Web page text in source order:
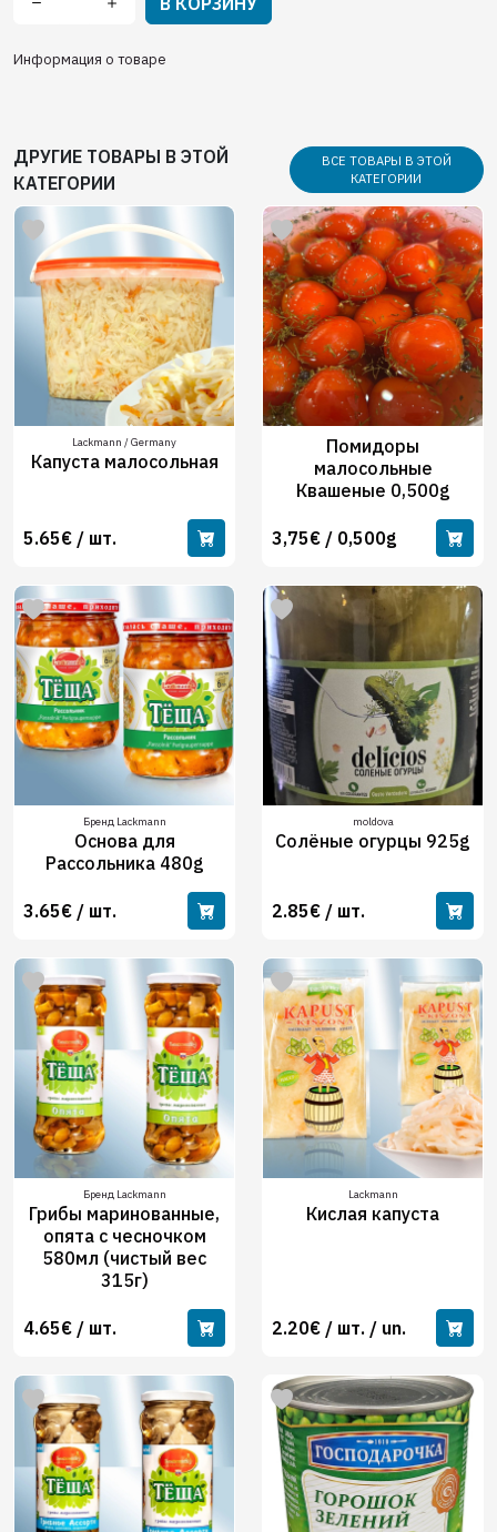
Информация о товаре
ДРУГИЕ ТОВАРЫ В ЭТОЙ
КАТЕГОРИИ
ВСЕ ТОВАРЫ В ЭТОЙ
КАТЕГОРИИ
Lackmann / Germany
Капуста малосольная
5.65€ / шт.
Помидоры
малосольные
Квашеные 0,500g
3,75€ / 0,500g
Бренд Lackmann
Основа для
Рассольника 480g
3.65€ / шт.
moldova
Солёные огурцы 925g
2.85€ / шт.
Бренд Lackmann
Грибы маринованные,
опята с чесночком
580мл (чистый вес
315г)
4.65€ / шт.
Lackmann
Кислая капуста
2.20€ / шт. / un.